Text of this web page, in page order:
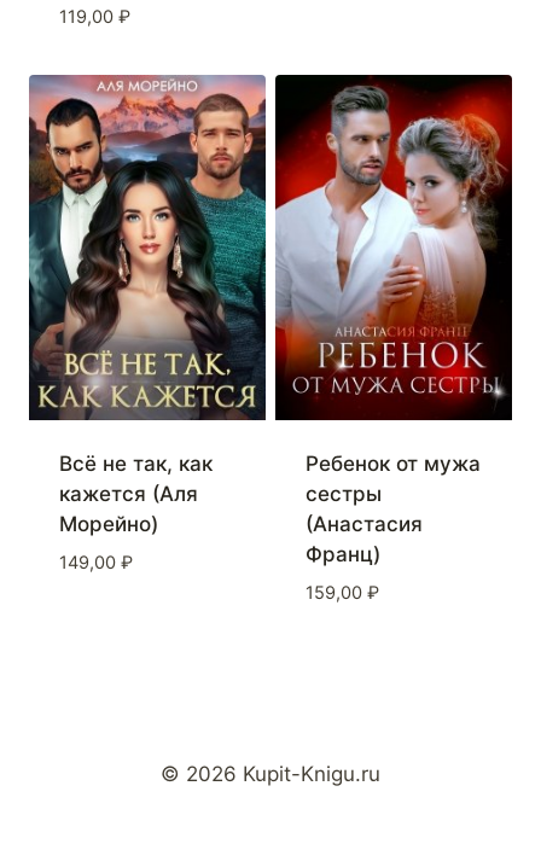
119,00 ₽
Всё не так, как
кажется (Аля
Морейно)
149,00 ₽
Ребенок от мужа
сестры
(Анастасия
Франц)
159,00 ₽
© 2026 Kupit-Knigu.ru